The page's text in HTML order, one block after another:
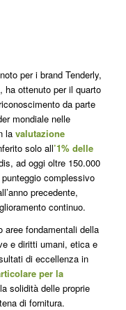
per i brand Tenderly,
ha ottenuto per il quarto
da parte
mondiale nelle
la valutazione
solo all’1% delle
ad oggi oltre 150.000
complessivo
precedente,
continuo.
aree fondamentali della
e diritti umani, etica e
di eccellenza in
per la
solidità delle proprie
di fornitura.